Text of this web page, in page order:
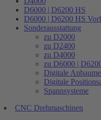
D6000 | D6200 HS
D6000 | D6200 HS
Sonderausstattung
zu D2000
zu D2400
zu D4000
zu D6000 |
Digitale
Digitale
Spannsysteme
CNC Drehmaschinen